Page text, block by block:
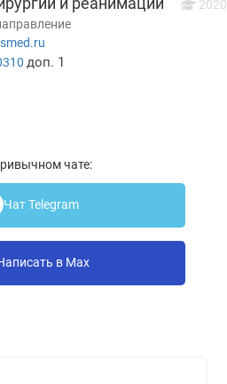
2020
доп. 1
чате:
Чат Telegram
в Max